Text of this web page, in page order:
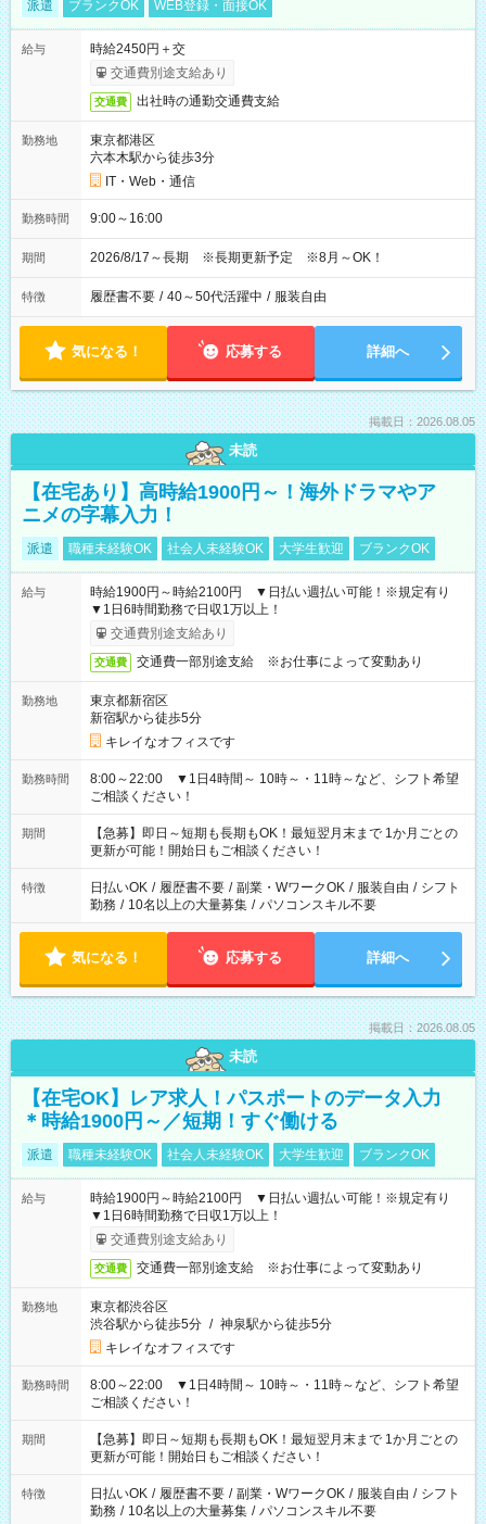
派遣 ブランクOK WEB登録・面接OK
給与
時給2450円＋交
交通費別途支給あり
交通費 出社時の通勤交通費支給
勤務地
東京都港区
六本木駅から徒歩3分
IT・Web・通信
勤務時間 9:00～16:00
期間 2026/8/17～長期 ※長期更新予定 ※8月～OK！
特徴 履歴書不要 / 40～50代活躍中 / 服装自由
気になる！ 応募する 詳細へ
掲載日：2026.08.05
未読
【在宅あり】高時給1900円～！海外ドラマやア
ニメの字幕入力！
派遣 職種未経験OK 社会人未経験OK 大学生歓迎 ブランクOK
給与
時給1900円～時給2100円 ▼日払い週払い可能！※規定有り
▼1日6時間勤務で日収1万以上！
交通費別途支給あり
交通費 交通費一部別途支給 ※お仕事によって変動あり
勤務地
東京都新宿区
新宿駅から徒歩5分
キレイなオフィスです
勤務時間
8:00～22:00 ▼1日4時間～ 10時～・11時～など、シフト希望
ご相談ください！
期間
【急募】即日～短期も長期もOK！最短翌月末まで 1か月ごとの
更新が可能！開始日もご相談ください！
特徴 日払いOK / 履歴書不要 / 副業・WワークOK / 服装自由 / シフト
勤務 / 10名以上の大量募集 / パソコンスキル不要
気になる！ 応募する 詳細へ
掲載日：2026.08.05
未読
【在宅OK】レア求人！パスポートのデータ入力
＊時給1900円～／短期！すぐ働ける
派遣 職種未経験OK 社会人未経験OK 大学生歓迎 ブランクOK
給与
時給1900円～時給2100円 ▼日払い週払い可能！※規定有り
▼1日6時間勤務で日収1万以上！
交通費別途支給あり
交通費 交通費一部別途支給 ※お仕事によって変動あり
勤務地
東京都渋谷区
渋谷駅から徒歩5分 / 神泉駅から徒歩5分
キレイなオフィスです
勤務時間
8:00～22:00 ▼1日4時間～ 10時～・11時～など、シフト希望
ご相談ください！
期間
【急募】即日～短期も長期もOK！最短翌月末まで 1か月ごとの
更新が可能！開始日もご相談ください！
特徴 日払いOK / 履歴書不要 / 副業・WワークOK / 服装自由 / シフト
勤務 / 10名以上の大量募集 / パソコンスキル不要